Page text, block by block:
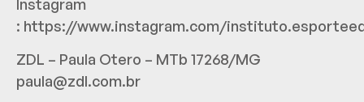
Instagram
: https://www.instagram.com/
ZDL – Paula Otero – MTb 17268/MG
paula@zdl.com.br